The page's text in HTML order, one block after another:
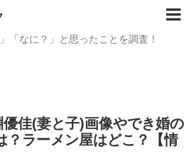
「なに？」と思ったことを調査！
佳(妻と子)画像やでき婚の
？ラーメン屋はどこ？【情